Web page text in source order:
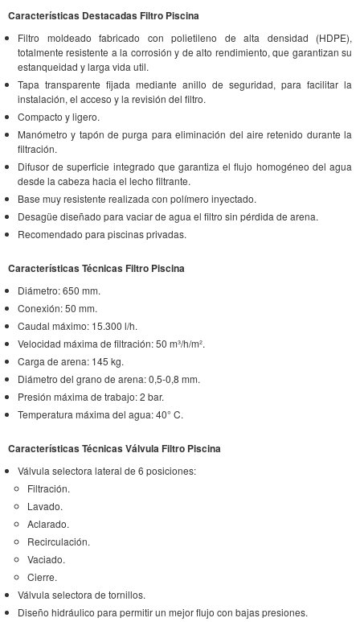
Características Destacadas Filtro Piscina
Filtro moldeado fabricado con polietileno de alta densidad (HDPE),
totalmente resistente a la corrosión y de alto rendimiento, que garantizan su
estanqueidad y larga vida util.
Tapa transparente fijada mediante anillo de seguridad, para facilitar la
instalación, el acceso y la revisión del filtro.
Compacto y ligero.
Manómetro y tapón de purga para eliminación del aire retenido durante la
filtración.
Difusor de superficie integrado que garantiza el flujo homogéneo del agua
desde la cabeza hacia el lecho filtrante.
Base muy resistente realizada con polímero inyectado.
Desagüe diseñado para vaciar de agua el filtro sin pérdida de arena.
Recomendado para piscinas privadas.
Características Técnicas Filtro Piscina
Diámetro: 650 mm.
Conexión: 50 mm.
Caudal máximo: 15.300 l/h.
Velocidad máxima de filtración: 50 m³/h/m².
Carga de arena: 145 kg.
Diámetro del grano de arena: 0,5-0,8 mm.
Presión máxima de trabajo: 2 bar.
Temperatura máxima del agua: 40° C.
Características Técnicas Válvula Filtro Piscina
Válvula selectora lateral de 6 posiciones:
Filtración.
Lavado.
Aclarado.
Recirculación.
Vaciado.
Cierre.
Válvula selectora de tornillos.
Diseño hidráulico para permitir un mejor flujo con bajas presiones.